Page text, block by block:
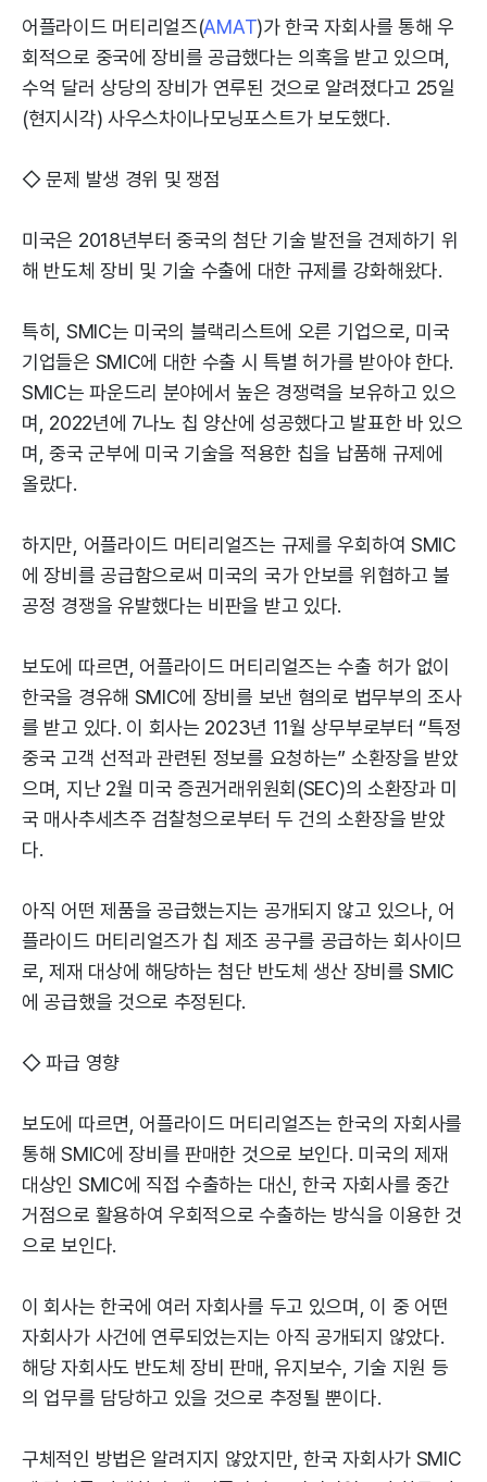
어플라이드 머티리얼즈(AMAT)가 한국 자회사를 통해 우
회적으로 중국에 장비를 공급했다는 의혹을 받고 있으며,
수억 달러 상당의 장비가 연루된 것으로 알려졌다고 25일
(현지시각) 사우스차이나모닝포스트가 보도했다.
◇ 문제 발생 경위 및 쟁점
미국은 2018년부터 중국의 첨단 기술 발전을 견제하기 위
해 반도체 장비 및 기술 수출에 대한 규제를 강화해왔다.
특히, SMIC는 미국의 블랙리스트에 오른 기업으로, 미국
기업들은 SMIC에 대한 수출 시 특별 허가를 받아야 한다.
SMIC는 파운드리 분야에서 높은 경쟁력을 보유하고 있으
며, 2022년에 7나노 칩 양산에 성공했다고 발표한 바 있으
며, 중국 군부에 미국 기술을 적용한 칩을 납품해 규제에
올랐다.
하지만, 어플라이드 머티리얼즈는 규제를 우회하여 SMIC
에 장비를 공급함으로써 미국의 국가 안보를 위협하고 불
공정 경쟁을 유발했다는 비판을 받고 있다.
보도에 따르면, 어플라이드 머티리얼즈는 수출 허가 없이
한국을 경유해 SMIC에 장비를 보낸 혐의로 법무부의 조사
를 받고 있다. 이 회사는 2023년 11월 상무부로부터 “특정
중국 고객 선적과 관련된 정보를 요청하는” 소환장을 받았
으며, 지난 2월 미국 증권거래위원회(SEC)의 소환장과 미
국 매사추세츠주 검찰청으로부터 두 건의 소환장을 받았
다.
아직 어떤 제품을 공급했는지는 공개되지 않고 있으나, 어
플라이드 머티리얼즈가 칩 제조 공구를 공급하는 회사이므
로, 제재 대상에 해당하는 첨단 반도체 생산 장비를 SMIC
에 공급했을 것으로 추정된다.
◇ 파급 영향
보도에 따르면, 어플라이드 머티리얼즈는 한국의 자회사를
통해 SMIC에 장비를 판매한 것으로 보인다. 미국의 제재
대상인 SMIC에 직접 수출하는 대신, 한국 자회사를 중간
거점으로 활용하여 우회적으로 수출하는 방식을 이용한 것
으로 보인다.
이 회사는 한국에 여러 자회사를 두고 있으며, 이 중 어떤
자회사가 사건에 연루되었는지는 아직 공개되지 않았다.
해당 자회사도 반도체 장비 판매, 유지보수, 기술 지원 등
의 업무를 담당하고 있을 것으로 추정될 뿐이다.
구체적인 방법은 알려지지 않았지만, 한국 자회사가 SMIC